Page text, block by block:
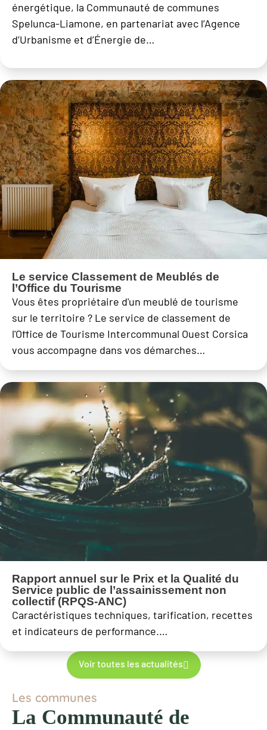
Voir toutes les actualités
énergétique, la Communauté de communes
Spelunca-Liamone, en partenariat avec l’Agence
d’Urbanisme et d’Énergie de…
Le service Classement de Meublés de
l’Office du Tourisme
Vous êtes propriétaire d'un meublé de tourisme
sur le territoire ? Le service de classement de
l'Office de Tourisme Intercommunal Ouest Corsica
vous accompagne dans vos démarches…
Rapport annuel sur le Prix et la Qualité du
Service public de l’assainissement non
collectif (RPQS-ANC)
Caractéristiques techniques, tarification, recettes
et indicateurs de performance.…
Les communes
La Communauté de